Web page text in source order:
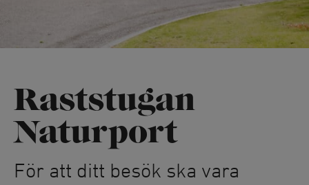
Raststugan
Naturport
För att ditt besök ska vara